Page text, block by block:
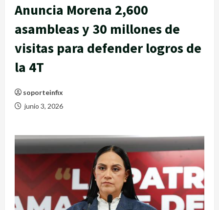
Anuncia Morena 2,600
asambleas y 30 millones de
visitas para defender logros de
la 4T
soporteinfix
junio 3, 2026